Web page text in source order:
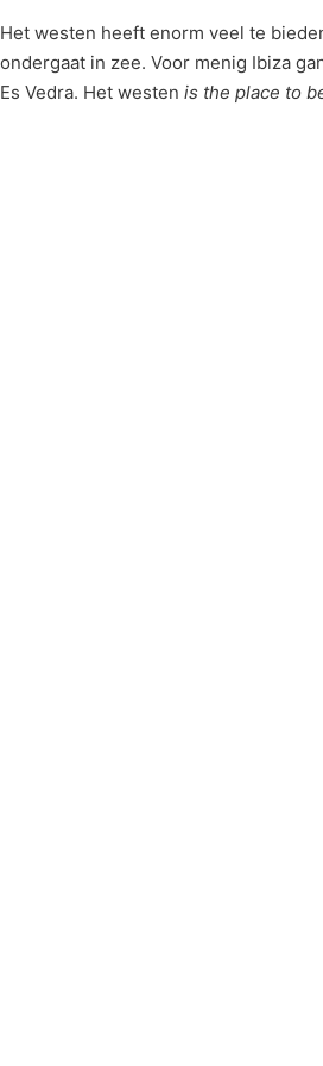
Het westen heeft enorm veel te
ondergaat in zee. Voor menig Ibiza
Es Vedra. Het westen is the place to